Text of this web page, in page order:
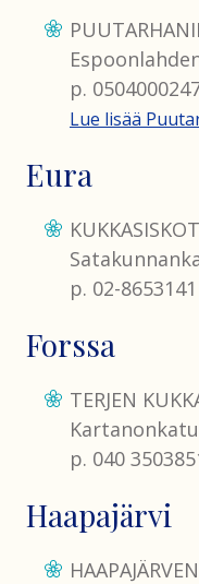
p.
Lue lisää
Eura
p. 02-8653141
Forssa
TERJEN
p. 040
Haapajärvi